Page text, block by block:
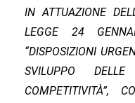
IN ATTUAZIONE
LEGGE 24
“DISPOSIZIONI
SVILUPPO
COMPETITIVITÀ”,